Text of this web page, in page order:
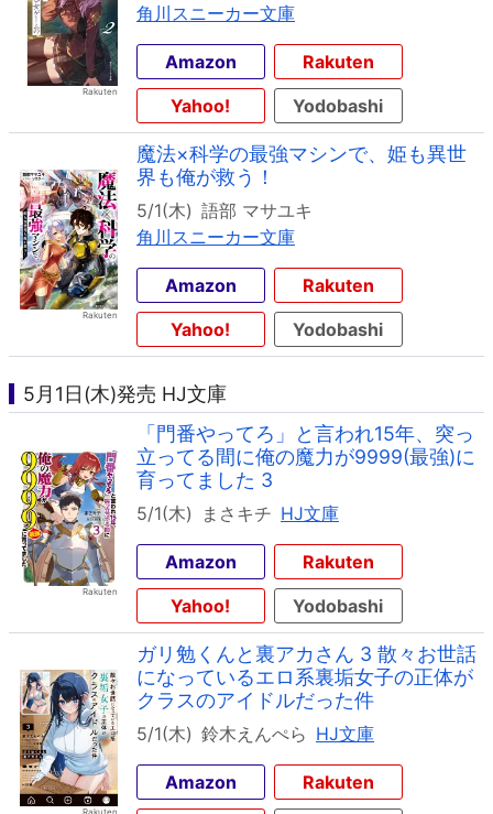
角川スニーカー文庫
Amazon
Rakuten
Yahoo!
Yodobashi
魔法×科学の最強マシンで、姫も異世
界も俺が救う！
5/1(木) 語部 マサユキ
角川スニーカー文庫
Amazon
Rakuten
Yahoo!
Yodobashi
5月1日(木)発売 HJ文庫
「門番やってろ」と言われ15年、突っ
立ってる間に俺の魔力が9999(最強)に
育ってました 3
5/1(木) まさキチ HJ文庫
Amazon
Rakuten
Yahoo!
Yodobashi
ガリ勉くんと裏アカさん 3 散々お世話
になっているエロ系裏垢女子の正体が
クラスのアイドルだった件
5/1(木) 鈴木えんぺら HJ文庫
Amazon
Rakuten